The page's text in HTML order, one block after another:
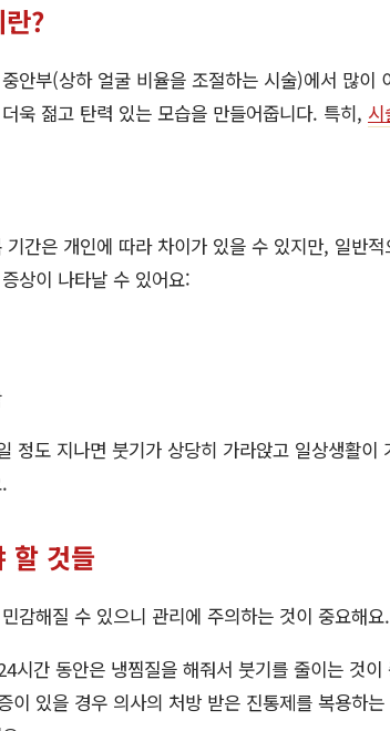
?
안부(상하 얼굴 비율을 조절하는 시술)에서 많이
욱 젊고 탄력 있는 모습을 만들어줍니다. 특히, 시
기간은 개인에 따라 차이가 있을 수 있지만, 일반
상이 나타날 수 있어요:
정도 지나면 붓기가 상당히 가라앉고 일상생활
할 것들
감해질 수 있으니 관리에 주의하는 것이 중요해
시간 동안은 냉찜질을 해줘서 붓기를 줄이는 것이
이 있을 경우 의사의 처방 받은 진통제를 복용하